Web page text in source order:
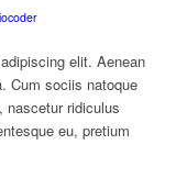
elit. Aenean
Cum sociis natoque
nascetur ridiculus
eu, pretium